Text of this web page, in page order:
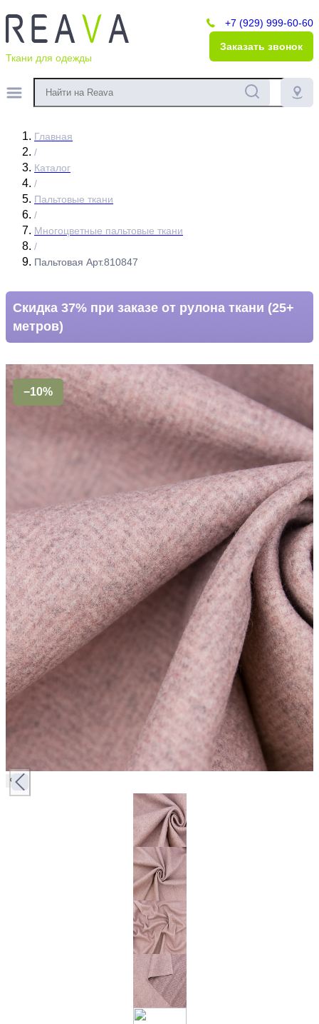
Ткани для одежды
+7 (929) 999-60-60
Заказать звонок
Главная
/
Каталог
/
Пальтовые ткани
/
Многоцветные пальтовые ткани
/
Пальтовая Арт.810847
Скидка 37% при заказе от рулона ткани (25+
метров)
−10%